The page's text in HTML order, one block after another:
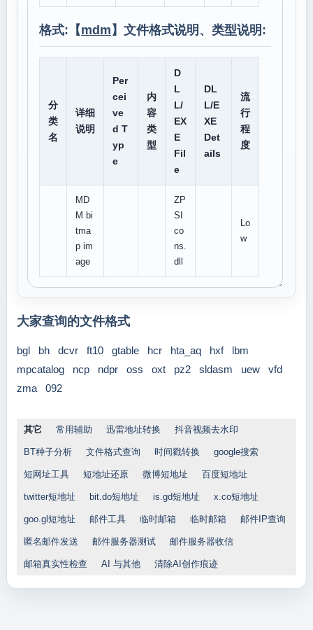
格式:【mdm 】文件格式说明、类型说明:
分
类
名
详细
说明
Per
cei
ve
d T
yp
e
内
容
类
型
D
L
L/
EX
E
Fil
e
DL
L/E
XE
Det
ails
流
行
程
度
MD
M bi
tma
p im
age
ZP
SI
co
ns.
dll
Lo
w
大家查询的文件格式
bgl bh dcvr ft10 gtable hcr hta_aq hxf
lbm
mpcatalog
ncp ndpr oss oxt pz2 sldasm uew
vfd
zma
092
其它 常用辅助 迅雷地址转换 抖音视频去水印
BT种子分析 文件格式查询 时间戳转换 google搜索
短网址工具 短地址还原 微博短地址 百度短地址
twitter短地址 bit.do短地址 is.gd短地址 x.co短地址
goo.gl短地址 邮件工具 临时邮箱 临时邮箱 邮件IP查询
匿名邮件发送 邮件服务器测试 邮件服务器收信
邮箱真实性检查 AI 与其他 清除AI创作痕迹